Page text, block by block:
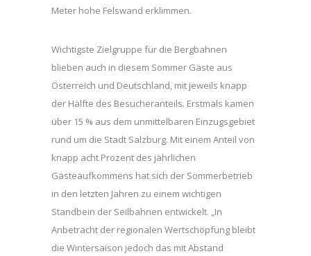
Meter hohe Felswand erklimmen.
Wichtigste Zielgruppe für die Bergbahnen
blieben auch in diesem Sommer Gäste aus
Österreich und Deutschland, mit jeweils knapp
der Hälfte des Besucheranteils. Erstmals kamen
über 15 % aus dem unmittelbaren Einzugsgebiet
rund um die Stadt Salzburg. Mit einem Anteil von
knapp acht Prozent des jährlichen
Gästeaufkommens hat sich der Sommerbetrieb
in den letzten Jahren zu einem wichtigen
Standbein der Seilbahnen entwickelt. „In
Anbetracht der regionalen Wertschöpfung bleibt
die Wintersaison jedoch das mit Abstand